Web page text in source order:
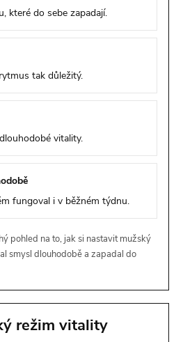
které do sebe zapadají.
tak důležitý.
vitality.
fungoval i v běžném týdnu.
pohled na to, jak si nastavit mužský
smysl dlouhodobě a zapadal do
režim vitality